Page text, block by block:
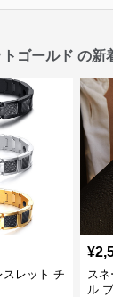
ゴールド の新
スレット チ
¥
ス
ル